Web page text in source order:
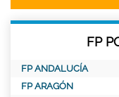
FP
FP ANDALUCÍA
FP ARAGÓN